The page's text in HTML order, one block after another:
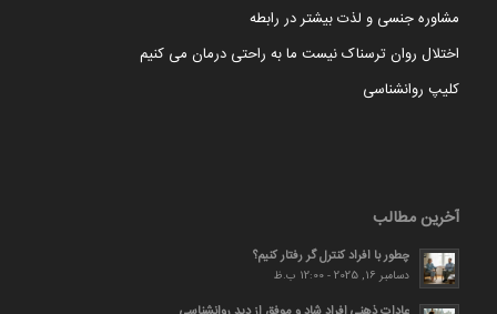
مشاوره جنسی و لذت بیشتر در رابطه
اختلال روان ترسناک نیست ما به راحتی درمان می کنیم
کلیپ روانشناسی
آخرین مطالب
چطور با افراد کنترل گر رفتار کنیم؟
دسامبر 16, 2025 - 12:00 ب.ظ